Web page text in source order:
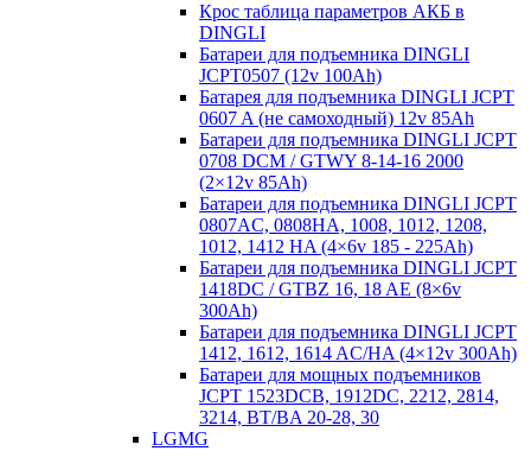
Крос таблица параметров АКБ в
DINGLI
Батареи для подъемника DINGLI
JCPT0507 (12v 100Ah)
Батарея для подъемника DINGLI JCPT
0607 A (не самоходный) 12v 85Ah
Батареи для подъемника DINGLI JCPT
0708 DCM / GTWY 8-14-16 2000
(2×12v 85Ah)
Батареи для подъемника DINGLI JCPT
0807AC, 0808HA, 1008, 1012, 1208,
1012, 1412 HA (4×6v 185 - 225Ah)
Батареи для подъемника DINGLI JCPT
1418DC / GTBZ 16, 18 AE (8×6v
300Ah)
Батареи для подъемника DINGLI JCPT
1412, 1612, 1614 AC/HA (4×12v 300Ah)
Батареи для мощных подъемников
JCPT 1523DCB, 1912DC, 2212, 2814,
3214, BT/BA 20-28, 30
LGMG